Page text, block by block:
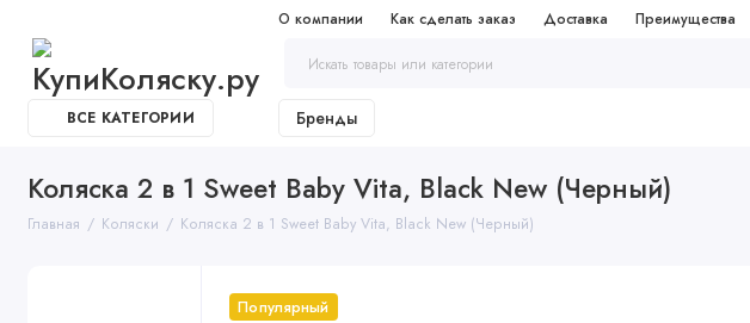
О компании Как сделать заказ Доставка Преимущества
ВСЕ КАТЕГОРИИ Бренды
Коляска 2 в 1 Sweet Baby Vita, Black New (Черный)
Главная Коляски Коляска 2 в 1 Sweet Baby Vita, Black New (Черный)
Популярный